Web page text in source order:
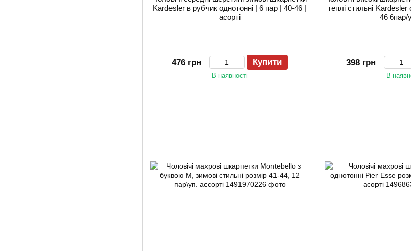
Kardesler в рубчик однотонні | 6 пар | 40-46 |
асорті
476 грн Купити
В наявності
теплі стильні Kardesler
46 6пар/
398 грн
В